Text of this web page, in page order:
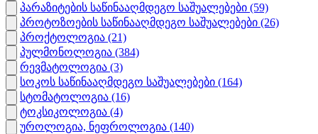
პარაზიტების საწინააღმდეგო საშუალებები (59)
პროტოზოების საწინააღმდეგო საშუალებები (26)
პროქტოლოგია (21)
პულმონოლოგია (384)
რევმატოლოგია (3)
სოკოს საწინააღმდეგო საშუალებები (164)
სტომატოლოგია (16)
ტოკსიკოლოგია (4)
უროლოგია, ნეფროლოგია (140)